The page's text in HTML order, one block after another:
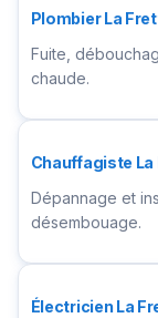
Plombier La
Fuite,
chaude.
Chauffagiste
Dépannage et
désembouage.
Électricien La